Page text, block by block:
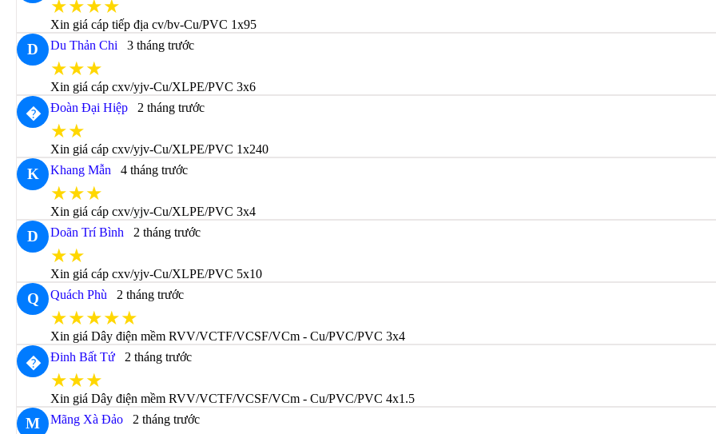
★★★★
Xin giá cáp tiếp địa cv/bv-Cu/PVC 1x95
D Du Thản Chi 3 tháng trước
★★★
Xin giá cáp cxv/yjv-Cu/XLPE/PVC 3x6
� Đoàn Đại Hiệp 2 tháng trước
★★
Xin giá cáp cxv/yjv-Cu/XLPE/PVC 1x240
K Khang Mẫn 4 tháng trước
★★★
Xin giá cáp cxv/yjv-Cu/XLPE/PVC 3x4
D Doãn Trí Bình 2 tháng trước
★★
Xin giá cáp cxv/yjv-Cu/XLPE/PVC 5x10
Q Quách Phù 2 tháng trước
★★★★★
Xin giá Dây điện mềm RVV/VCTF/VCSF/VCm - Cu/PVC/PVC 3x4
� Đinh Bất Tứ 2 tháng trước
★★★
Xin giá Dây điện mềm RVV/VCTF/VCSF/VCm - Cu/PVC/PVC 4x1.5
M Mãng Xà Đảo 2 tháng trước